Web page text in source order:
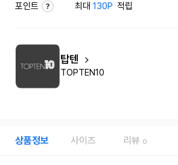
포인트 최대130P 적립
탑텐
TOPTEN10
상품정보 사이즈 리뷰 0